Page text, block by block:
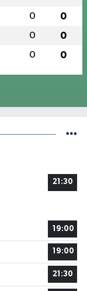
0 0
0 0
0 0
21:30
19:00
19:00
21:30